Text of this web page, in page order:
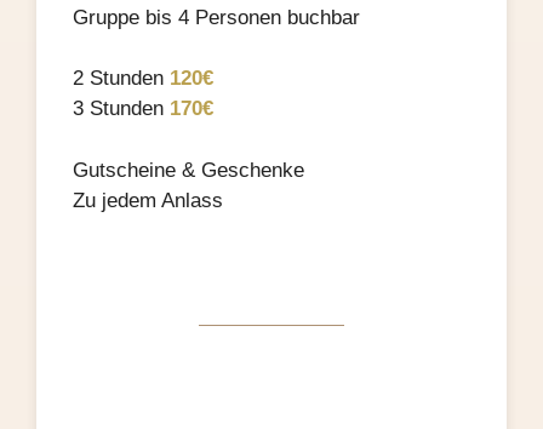
Gruppe bis 4 Personen buchbar
2 Stunden 120€
3 Stunden 170€
Gutscheine & Geschenke
Zu jedem Anlass